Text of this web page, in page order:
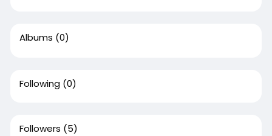
Albums (0)
Following (0)
Followers (5)